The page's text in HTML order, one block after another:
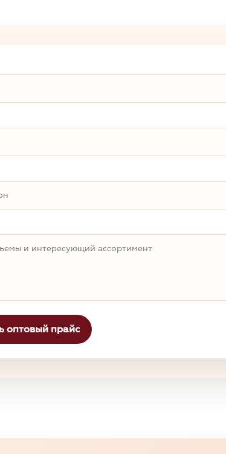
оптовый прайс